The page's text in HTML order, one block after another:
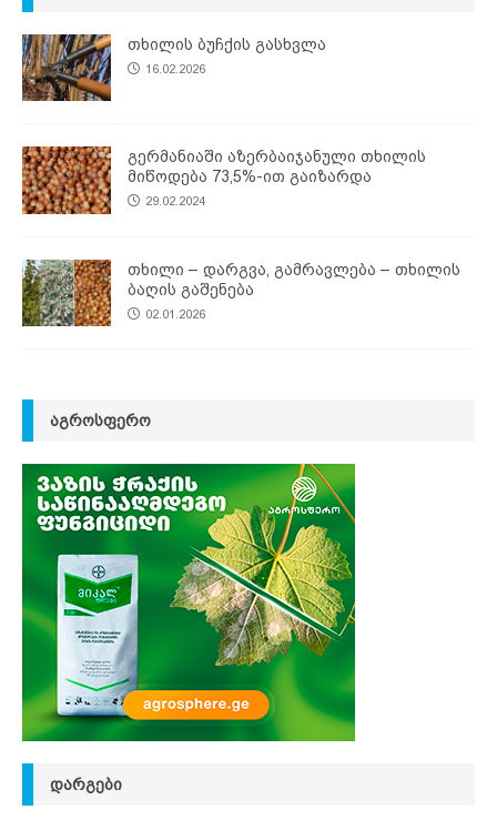
თხილის ბუჩქის გასხვლა
16.02.2026
გერმანიაში აზერბაიჯანული თხილის
მიწოდება 73,5%-ით გაიზარდა
29.02.2024
თხილი – დარგვა, გამრავლება – თხილის
ბაღის გაშენება
02.01.2026
ᲐᲒᲠᲝᲡᲤᲔᲠᲝ
ᲓᲐᲠᲒᲔᲑᲘ